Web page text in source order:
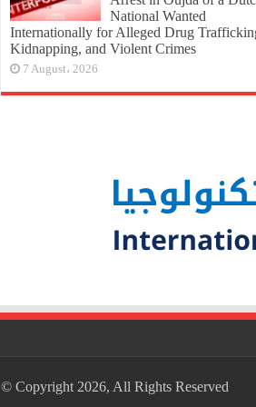
National Wanted
Internationally for Alleged Drug
Kidnapping, and Violent Crimes
7 August، 2026
© Copyright 2026, All Rights Reserved